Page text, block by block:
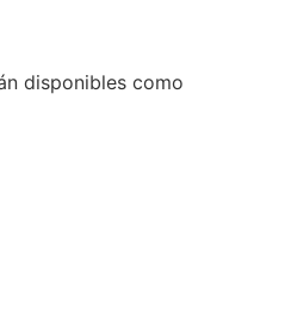
disponibles como